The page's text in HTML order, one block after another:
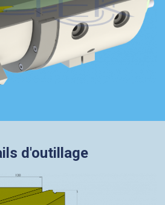
d'outillage